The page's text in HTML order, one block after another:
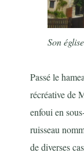
Son
Passé le
récréative de
enfoui en
ruisseau
de diverses